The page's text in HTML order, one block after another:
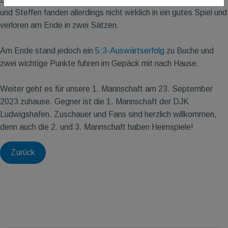
Zurück
und Steffen fanden allerdings nicht wirklich in ein gutes Spiel und
verloren am Ende in zwei Sätzen.
Am Ende stand jedoch ein 5:3-Auswärtserfolg zu Buche und
zwei wichtige Punkte fuhren im Gepäck mit nach Hause.
Weiter geht es für unsere 1. Mannschaft am 23. September
2023 zuhause. Gegner ist die 1. Mannschaft der DJK
Ludwigshafen. Zuschauer und Fans sind herzlich willkommen,
denn auch die 2. und 3. Mannschaft haben Heimspiele!